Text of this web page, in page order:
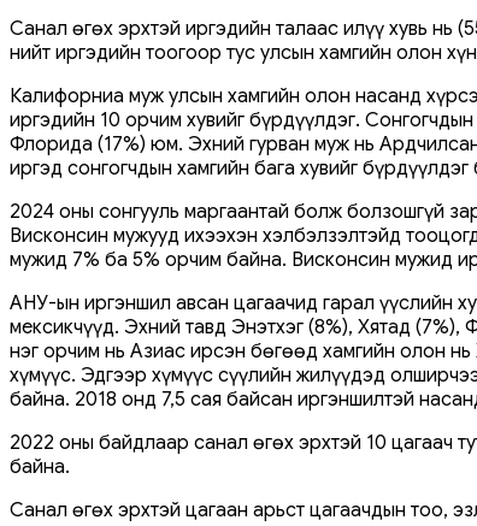
Санал өгөх эрхтэй иргэдийн талаас илүү хувь
нийт иргэдийн тоогоор тус улсын хамгийн олон
Калифорниа муж улсын хамгийн олон насанд
иргэдийн 10 орчим хувийг бүрдүүлдэг.
Флорида (17%) юм. Эхний гурван муж нь
иргэд сонгогчдын хамгийн бага хувийг
2024 оны сонгууль маргаантай болж болзошгүй
Висконсин мужууд ихээхэн хэлбэлзэлтэйд
мужид 7% ба 5% орчим байна. Висконсин мужид
АНУ-ын иргэншил авсан цагаачид гарал үүслийн
мексикчүүд. Эхний тавд Энэтхэг (8%), Хятад
нэг орчим нь Азиас ирсэн бөгөөд хамгийн олон
хүмүүс. Эдгээр хүмүүс сүүлийн жилүүдэд
байна. 2018 онд 7,5 сая байсан иргэншилтэй
2022 оны байдлаар санал өгөх эрхтэй 10 цагаач
байна.
Санал өгөх эрхтэй цагаан арьст цагаачдын тоо,